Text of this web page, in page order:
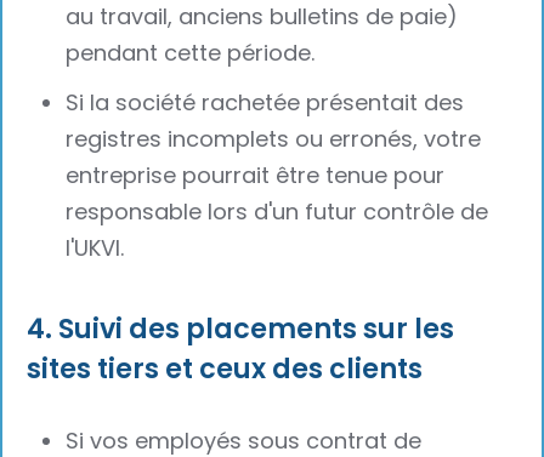
au travail, anciens bulletins de paie)
pendant cette période.
Si la société rachetée présentait des
registres incomplets ou erronés, votre
entreprise pourrait être tenue pour
responsable lors d'un futur contrôle de
l'UKVI.
4. Suivi des placements sur les
sites tiers et ceux des clients
Si vos employés sous contrat de